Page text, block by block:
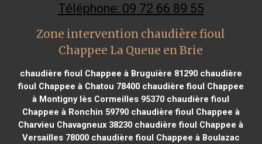
Téléphone: 09 72 66 89 55
Zone intervention chaudière fioul
Chappee La Queue en Brie
chaudière fioul Chappee à Bruguière 81290chaudière
fioul Chappee à Chatou 78400chaudière fioul Chappee
à Montigny lès Cormeilles 95370 chaudière fioul
Chappee à Ronchin 59790chaudière fioul Chappee à
Charvieu Chavagneux 38230 chaudière fioul Chappee à
Versailles 78000chaudière fioul Chappee à Boulazac